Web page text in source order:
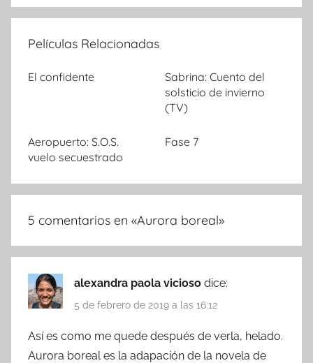
Películas Relacionadas
El confidente
Sabrina: Cuento del
solsticio de invierno
(TV)
Aeropuerto: S.O.S.
vuelo secuestrado
Fase 7
5 comentarios en «Aurora boreal»
alexandra paola vicioso dice:
5 de febrero de 2019 a las 16:12
Así es como me quede después de verla, helado.
Aurora boreal es la adapación de la novela de